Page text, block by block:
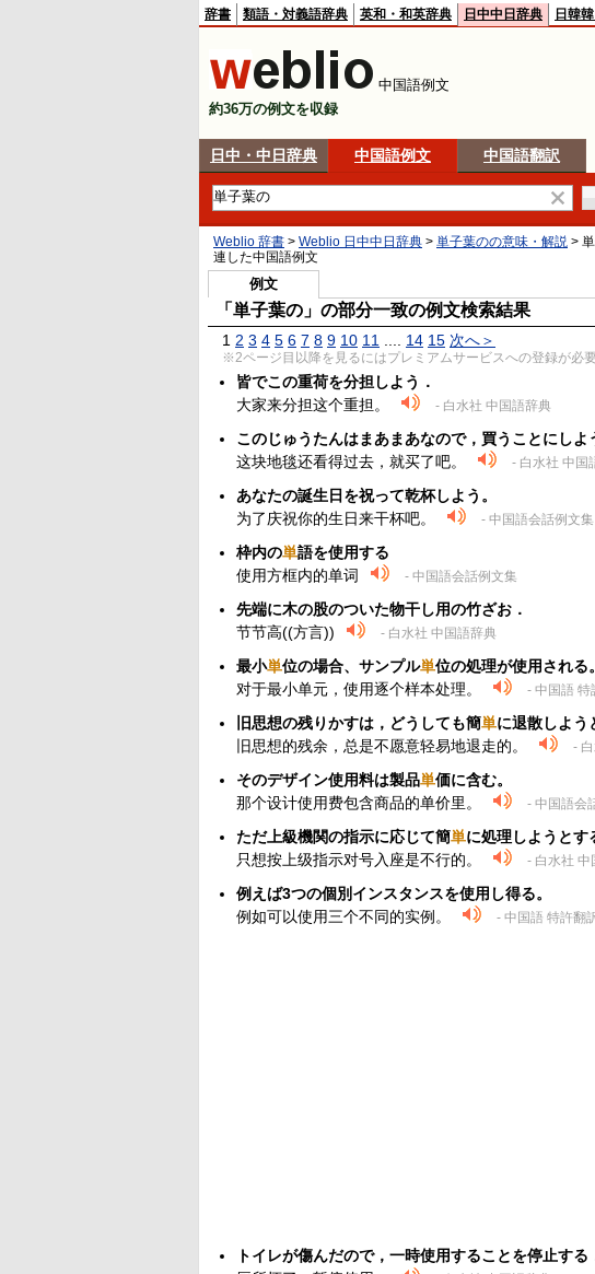
辞書 類語・対義語辞典 英和・和英辞典 日中中日辞典 日韓
中国語例文
約36万の例文を収録
日中・中日辞典 中国語例文 中国語翻訳
Weblio 辞書 > Weblio 日中中日辞典 > 単子葉のの意味・解説 >
連した中国語例文
例文
「単子葉の」の部分一致の例文検索結果
1 2 3 4 5 6 7 8 9 10 11 14 15 次へ＞
※2ページ目以降を見るにはプレミアムサービスへの登録が必要
皆でこの重荷を分担しよう．
大家来分担这个重担。
- 白水社 中国語辞典
このじゅうたんはまあまあなので，買うことにしよ
这块地毯还看得过去，就买了吧。
- 白水社 中国
あなたの誕生日を祝って乾杯しよう。
为了庆祝你的生日来干杯吧。
- 中国語会話例文集
枠内の単語を使用する
使用方框内的单词
- 中国語会話例文集
先端に木の股のついた物干し用の竹ざお．
节节高((方言))
- 白水社 中国語辞典
最小単位の場合、サンプル単位の処理が使用される。
对于最小单元，使用逐个样本处理。
- 中国語 特
旧思想の残りかすは，どうしても簡単に退散しよう
旧思想的残余，总是不愿意轻易地退走的。
-
そのデザイン使用料は製品単価に含む。
那个设计使用费包含商品的单价里。
- 中国語会
ただ上級機関の指示に応じて簡単に処理しようとす
只想按上级指示对号入座是不行的。
- 白水社 中
例えば3つの個別インスタンスを使用し得る。
例如可以使用三个不同的实例。
- 中国語 特許翻
トイレが傷んだので，一時使用することを停止する